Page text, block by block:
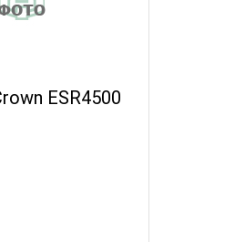
ESR4500